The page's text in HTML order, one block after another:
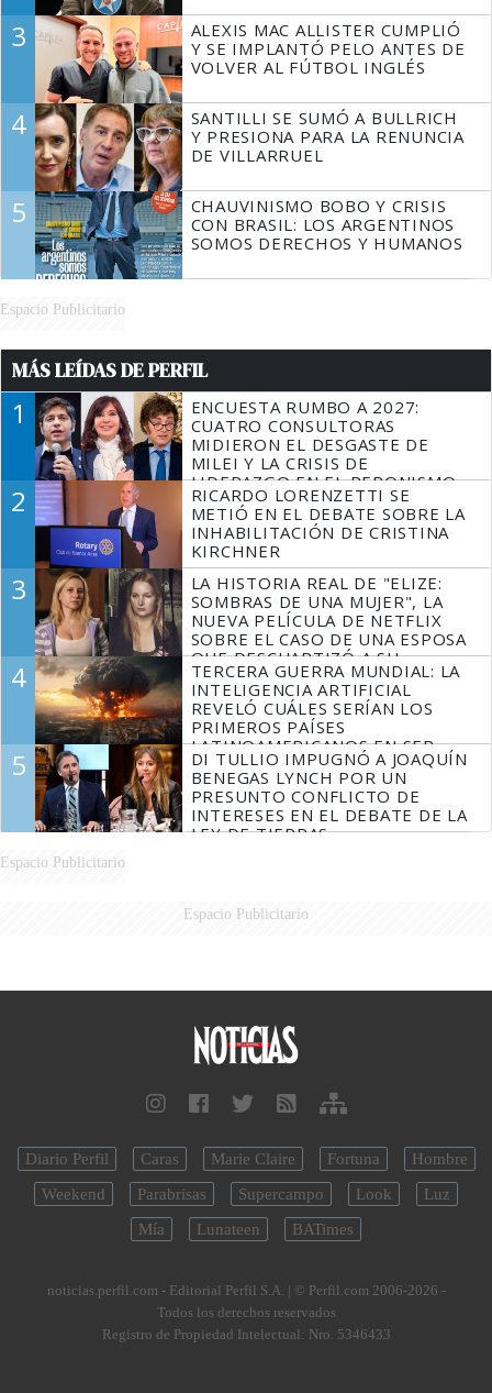
3
ALEXIS MAC ALLISTER CUMPLIÓ
Y SE IMPLANTÓ PELO ANTES DE
VOLVER AL FÚTBOL INGLÉS
4
SANTILLI SE SUMÓ A BULLRICH
Y PRESIONA PARA LA RENUNCIA
DE VILLARRUEL
5
CHAUVINISMO BOBO Y CRISIS
CON BRASIL: LOS ARGENTINOS
SOMOS DERECHOS Y HUMANOS
Espacio Publicitario
MÁS LEÍDAS DE PERFIL
1
ENCUESTA RUMBO A 2027:
CUATRO CONSULTORAS
MIDIERON EL DESGASTE DE
MILEI Y LA CRISIS DE
LIDERAZGO EN EL PERONISMO
2
RICARDO LORENZETTI SE
METIÓ EN EL DEBATE SOBRE LA
INHABILITACIÓN DE CRISTINA
KIRCHNER
3
LA HISTORIA REAL DE "ELIZE:
SOMBRAS DE UNA MUJER", LA
NUEVA PELÍCULA DE NETFLIX
SOBRE EL CASO DE UNA ESPOSA
QUE DESCUARTIZÓ A SU
MARIDO
4
TERCERA GUERRA MUNDIAL: LA
INTELIGENCIA ARTIFICIAL
REVELÓ CUÁLES SERÍAN LOS
PRIMEROS PAÍSES
LATINOAMERICANOS EN SER
DERROTADOS
5
DI TULLIO IMPUGNÓ A JOAQUÍN
BENEGAS LYNCH POR UN
PRESUNTO CONFLICTO DE
INTERESES EN EL DEBATE DE LA
LEY DE TIERRAS
Espacio Publicitario
Espacio Publicitario
Diario Perfil Caras Marie Claire Fortuna
Hombre
Weekend
Parabrisas Supercampo Look
Luz
Mía
Lunateen BATimes
noticias.perfil.com - Editorial Perfil S.A. | © Perfil.com 2006-2026 -
Todos los derechos reservados
Registro de Propiedad Intelectual: Nro. 5346433